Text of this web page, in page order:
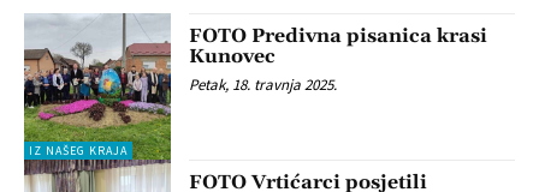
IZ NAŠEG KRAJA
FOTO Predivna pisanica krasi
Kunovec
Petak, 18. travnja 2025.
FOTO Vrtićarci posjetili